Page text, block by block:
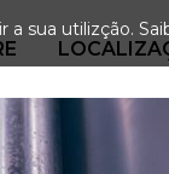
a sua utilizção.